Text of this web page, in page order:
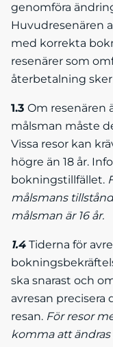
genomföra
Huvudresenären
med korrekta
resenärer som
återbetalning
1.3 Om resenären
målsman måste
Vissa resor kan
högre än 18 år.
bokningstillfället.
målsmans
målsman är 16 år.
1.4 Tiderna för
ska snarast och
avresan precisera
resan. För resor
komma att